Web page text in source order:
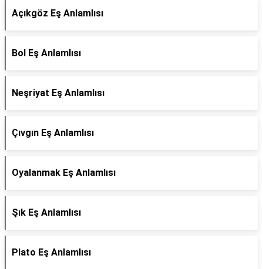
Açıkgöz Eş Anlamlısı
Bol Eş Anlamlısı
Neşriyat Eş Anlamlısı
Çıvgın Eş Anlamlısı
Oyalanmak Eş Anlamlısı
Şık Eş Anlamlısı
Plato Eş Anlamlısı